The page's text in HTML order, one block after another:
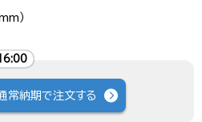
）
常納期で注文する